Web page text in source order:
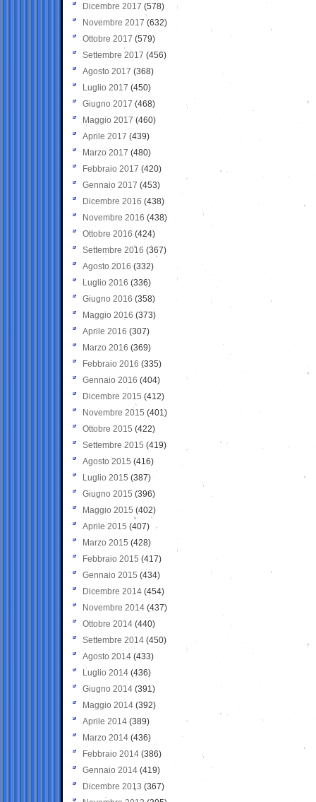
Dicembre 2017 (578)
Novembre 2017 (632)
Ottobre 2017 (579)
Settembre 2017 (456)
Agosto 2017 (368)
Luglio 2017 (450)
Giugno 2017 (468)
Maggio 2017 (460)
Aprile 2017 (439)
Marzo 2017 (480)
Febbraio 2017 (420)
Gennaio 2017 (453)
Dicembre 2016 (438)
Novembre 2016 (438)
Ottobre 2016 (424)
Settembre 2016 (367)
Agosto 2016 (332)
Luglio 2016 (336)
Giugno 2016 (358)
Maggio 2016 (373)
Aprile 2016 (307)
Marzo 2016 (369)
Febbraio 2016 (335)
Gennaio 2016 (404)
Dicembre 2015 (412)
Novembre 2015 (401)
Ottobre 2015 (422)
Settembre 2015 (419)
Agosto 2015 (416)
Luglio 2015 (387)
Giugno 2015 (396)
Maggio 2015 (402)
Aprile 2015 (407)
Marzo 2015 (428)
Febbraio 2015 (417)
Gennaio 2015 (434)
Dicembre 2014 (454)
Novembre 2014 (437)
Ottobre 2014 (440)
Settembre 2014 (450)
Agosto 2014 (433)
Luglio 2014 (436)
Giugno 2014 (391)
Maggio 2014 (392)
Aprile 2014 (389)
Marzo 2014 (436)
Febbraio 2014 (386)
Gennaio 2014 (419)
Dicembre 2013 (367)